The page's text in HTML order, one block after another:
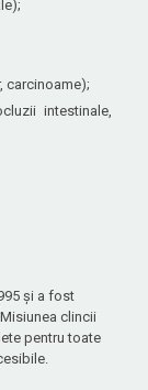
carcinoame);
intestinale,
și a fost
clincii
pentru toate